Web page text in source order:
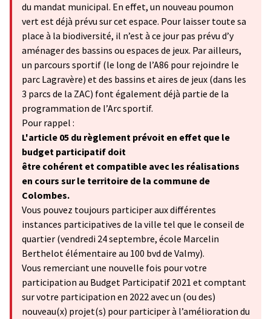
du mandat municipal. En effet, un nouveau poumon
vert est déjà prévu sur cet espace. Pour laisser toute sa
place à la biodiversité, il n’est à ce jour pas prévu d’y
aménager des bassins ou espaces de jeux. Par ailleurs,
un parcours sportif (le long de l’A86 pour rejoindre le
parc Lagravère) et des bassins et aires de jeux (dans les
3 parcs de la ZAC) font également déjà partie de la
programmation de l’Arc sportif.
Pour rappel :
L'article 05 du règlement prévoit en effet que le
budget participatif doit
être cohérent et compatible avec les réalisations
en cours sur le territoire de la commune de
Colombes.
Vous pouvez toujours participer aux différentes
instances participatives de la ville tel que le conseil de
quartier (vendredi 24 septembre, école Marcelin
Berthelot élémentaire au 100 bvd de Valmy).
Vous remerciant une nouvelle fois pour votre
participation au Budget Participatif 2021 et comptant
sur votre participation en 2022 avec un (ou des)
nouveau(x) projet(s) pour participer à l’amélioration du